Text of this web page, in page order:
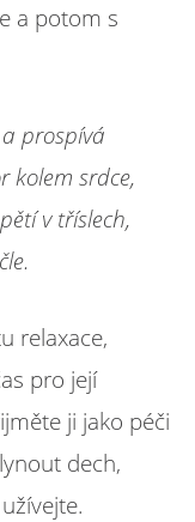
a potom s
prospívá
kolem srdce,
v tříslech,
relaxace,
pro její
ji jako péči
dech,